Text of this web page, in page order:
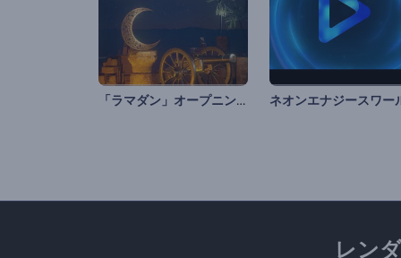
「ラマダン」オープニング動画
レン